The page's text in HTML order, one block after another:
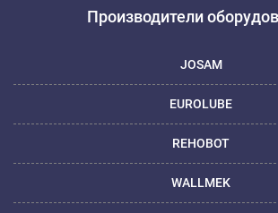
Производители
JOSAM
EUROLUBE
REHOBOT
WALLMEK